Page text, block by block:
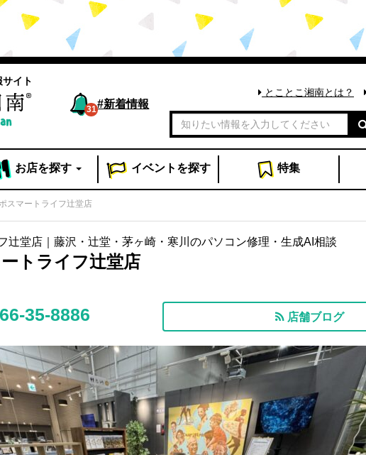
#新着情報
31
イト
とことこ湘南とは？
お店を探す イベント を探す 特集
スマートライフ辻堂店
辻堂店｜藤沢・辻堂・茅ヶ崎・寒川のパソコン修理・生成AI相談
トライフ辻堂店
35-8886 店舗ブログ